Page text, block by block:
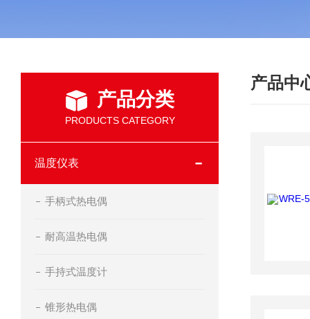
产品分类
PRODUCTS CATEGORY
温度仪表
手柄式热电偶
耐高温热电偶
手持式温度计
锥形热电偶
产品中